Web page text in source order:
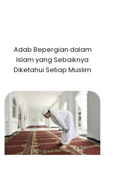
Adab Bepergian dalam
Islam yang Sebaiknya
Diketahui Setiap Muslim